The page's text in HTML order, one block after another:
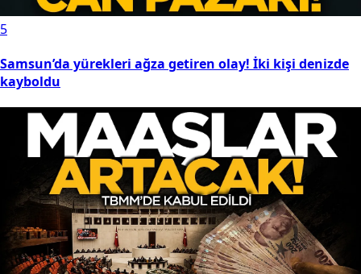
5
Samsun’da yürekleri ağza getiren olay! İki kişi denizde
kayboldu